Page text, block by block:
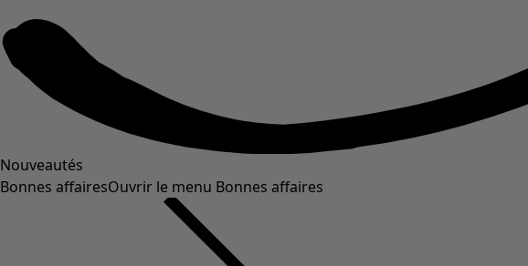
Nouveautés
Bonnes affairesOuvrir le menu Bonnes affaires